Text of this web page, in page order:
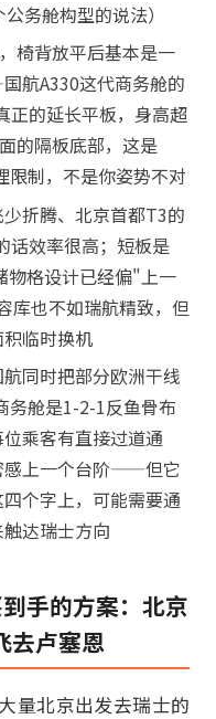
务舱构型的说法）
椅背放平后基本是一
航A330这代商务舱的
的延长平板，身高超
的隔板底部，这是
限制，不是你姿势不对
折腾、北京首都T3的
话效率很高；短板是
物格设计已经偏"上一
库也不如瑞航精致，但
临时换机
同时把部分欧洲干线
务舱是1-2-1反鱼骨布
乘客有直接过道通
感上一个台阶——但它
个字上，可能需要通
达瑞士方向
手的方案：北京
去卢塞恩
量北京出发去瑞士的